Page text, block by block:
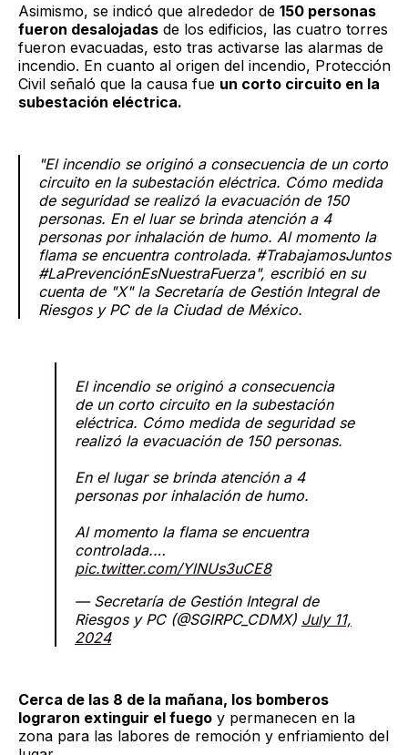
Asimismo, se indicó que alrededor de 150 personas
fueron desalojadas de los edificios, las cuatro torres
fueron evacuadas, esto tras activarse las alarmas de
incendio. En cuanto al origen del incendio, Protección
Civil señaló que la causa fue un corto circuito en la
subestación eléctrica.
"El incendio se originó a consecuencia de un corto
circuito en la subestación eléctrica. Cómo medida
de seguridad se realizó la evacuación de 150
personas. En el luar se brinda atención a 4
personas por inhalación de humo. Al momento la
flama se encuentra controlada. #TrabajamosJuntos
#LaPrevenciónEsNuestraFuerza", escribió en su
cuenta de "X" la Secretaría de Gestión Integral de
Riesgos y PC de la Ciudad de México.
El incendio se originó a consecuencia
de un corto circuito en la subestación
eléctrica. Cómo medida de seguridad se
realizó la evacuación de 150 personas.
En el lugar se brinda atención a 4
personas por inhalación de humo.
Al momento la flama se encuentra
controlada.…
pic.twitter.com/YlNUs3uCE8
— Secretaría de Gestión Integral de
Riesgos y PC (@SGIRPC_CDMX) July 11,
2024
Cerca de las 8 de la mañana, los bomberos
lograron extinguir el fuego y permanecen en la
zona para las labores de remoción y enfriamiento del